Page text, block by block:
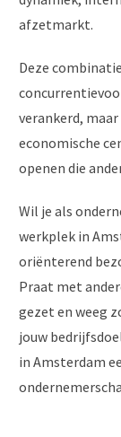
afzetmarkt.
Deze
verankerd,
economische
openen die
Wil je als
werkplek in
oriënterend
Praat met
gezet en weeg
jouw
in Amsterdam